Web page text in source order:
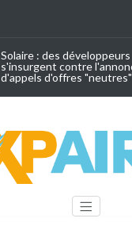
Solaire : des développeurs
s'insurgent contre
d'appels d'offres "neutres"